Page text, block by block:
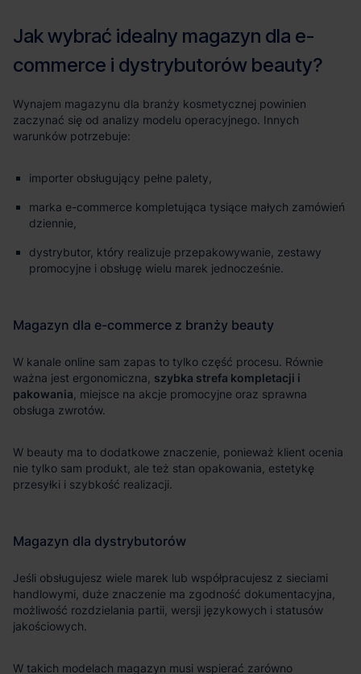
importer obsługujący pełne palety,
marka e-commerce kompletująca tysiące małych zamówień
dziennie,
dystrybutor, który realizuje przepakowywanie, zestawy
promocyjne i obsługę wielu marek jednocześnie.
szybka strefa kompletacji i
pakowania